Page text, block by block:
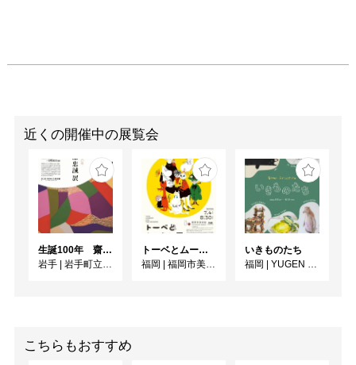
近くの開催中の展覧会
生誕100年 齋藤忠誠展
岩手
岩手町立石神の丘美術館
トーベとムーミン展 ～とっておきのものを探 しに～
福岡
福岡市美術館
いきものたち
福岡
YUGEN Gallery FUKUOKA
こちらもおすすめ